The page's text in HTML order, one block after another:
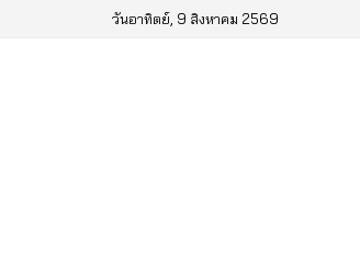
วันอาทิตย์, 9 สิงหาคม 2569